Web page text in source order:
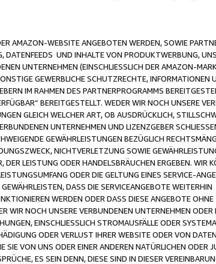
AMAZON-WEBSITE ANGEBOTEN WERDEN, SOWIE
DATENFEEDS UND INHALTE VON PRODUKTWERBUNG,
UNTERNEHMEN (EINSCHLIESSLICH DER AMAZON-
GEWERBLICHE SCHUTZRECHTE, INFORMATIONEN
IM RAHMEN DES PARTNERPROGRAMMS
BEREITGESTELLT. WEDER WIR NOCH UNSERE
GLEICH WELCHER ART, OB AUSDRÜCKLICH,
UNTERNEHMEN UND LIZENZGEBER
GEWÄHRLEISTUNGEN BEZÜGLICH
NICHTVERLETZUNG SOWIE
LEISTUNG ODER HANDELSBRÄUCHEN ERGEBEN. WIR
ODER DIE GELTUNG EINES SERVICE-
DASS DIE SERVICEANGEBOTE WEITERHIN
WERDEN ODER DASS DIESE ANGEBOTE OHNE
WIR NOCH UNSERE VERBUNDENEN UNTERNEHMEN ODER
EINSCHLIESSLICH STROMAUSFÄLLE ODER
ODER VERLUST IHRER WEBSITE ODER VON
VON UNS ODER EINER ANDEREN NATÜRLICHEN ODER
ES SEIN DENN, DIESE SIND IN DIESER